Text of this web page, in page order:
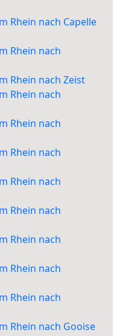
Rhein nach Capelle
Rhein nach
Rhein nach Zeist
Rhein nach
Rhein nach
Rhein nach
Rhein nach
Rhein nach
Rhein nach
Rhein nach
Rhein nach
Rhein nach Gooise